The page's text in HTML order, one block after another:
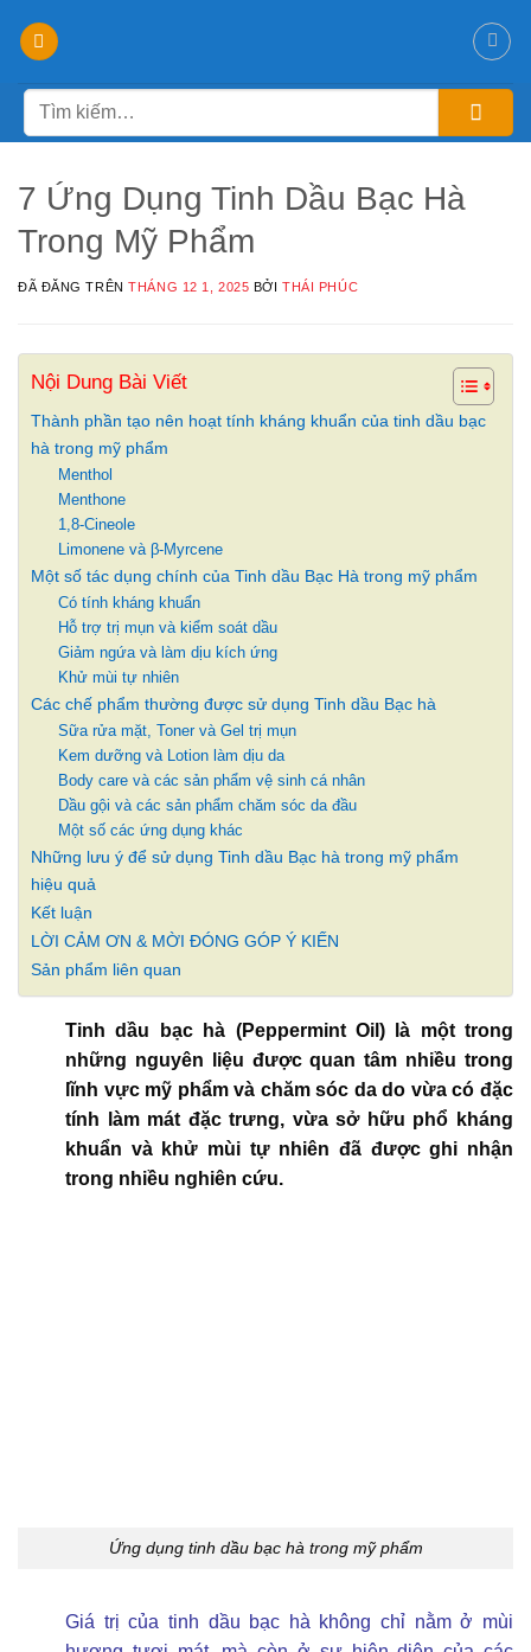
đến
dungTìm
kiếm:
7 Ứng Dụng Tinh Dầu Bạc Hà
Trong Mỹ Phẩm
ĐÃ ĐĂNG TRÊNTHÁNG 12 1, 2025 BỞITHÁI PHÚC
Nội Dung Bài Viết
Thành phần tạo nên hoạt tính kháng khuẩn của tinh dầu bạc
hà trong mỹ phẩm
Menthol
Menthone
1,8-Cineole
Limonene và β-Myrcene
Một số tác dụng chính của Tinh dầu Bạc Hà trong mỹ phẩm
Có tính kháng khuẩn
Hỗ trợ trị mụn và kiểm soát dầu
Giảm ngứa và làm dịu kích ứng
Khử mùi tự nhiên
Các chế phẩm thường được sử dụng Tinh dầu Bạc hà
Sữa rửa mặt, Toner và Gel trị mụn
Kem dưỡng và Lotion làm dịu da
Body care và các sản phẩm vệ sinh cá nhân
Dầu gội và các sản phẩm chăm sóc da đầu
Một số các ứng dụng khác
Những lưu ý để sử dụng Tinh dầu Bạc hà trong mỹ phẩm
hiệu quả
Kết luận
LỜI CẢM ƠN & MỜI ĐÓNG GÓP Ý KIẾN
Sản phẩm liên quan
Tinh dầu bạc hà (Peppermint Oil) là một trong
những nguyên liệu được quan tâm nhiều trong
lĩnh vực mỹ phẩm và chăm sóc da do vừa có đặc
tính làm mát đặc trưng, vừa sở hữu phổ kháng
khuẩn và khử mùi tự nhiên đã được ghi nhận
trong nhiều nghiên cứu.
Ứng dụng tinh dầu bạc hà trong mỹ phẩm
Giá trị của tinh dầu bạc hà không chỉ nằm ở mùi